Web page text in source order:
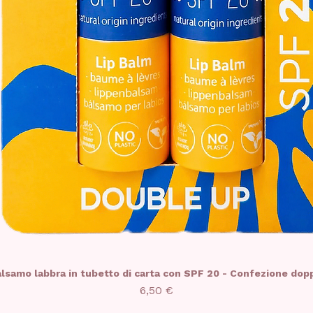
labbra in tubetto di carta con SPF 20 - Confezione
Prezzo
6,50 €